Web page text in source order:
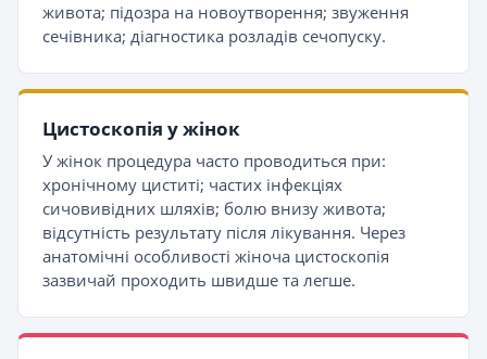
живота; підозра на новоутворення; звуження
сечівника; діагностика розладів сечопуску.
Цистоскопія у жінок
У жінок процедура часто проводиться при:
хронічному циститі; частих інфекціях
сичовивідних шляхів; болю внизу живота;
відсутність результату після лікування. Через
анатомічні особливості жіноча цистоскопія
зазвичай проходить швидше та легше.